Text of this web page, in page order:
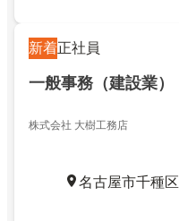
新着正社員
一般事務（建設業）
株式会社 大樹工務店
名古屋市千種区